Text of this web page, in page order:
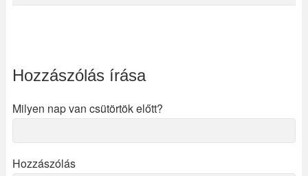
Hozzászólás írása
Milyen nap van csütörtök előtt?
Hozzászólás